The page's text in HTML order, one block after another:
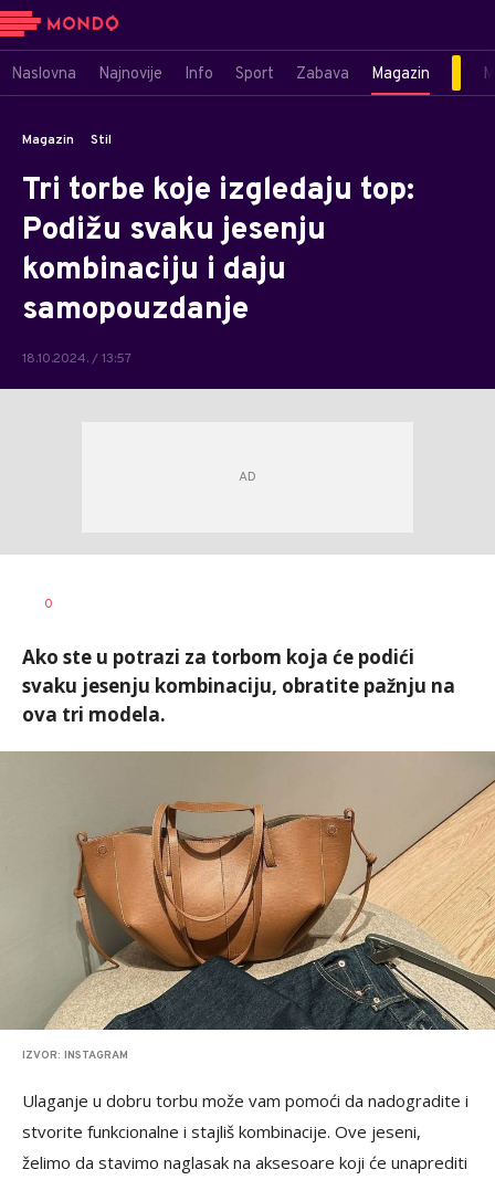
Naslovna Najnovije Info Sport Zabava Magazin
Magazin Stil
Tri torbe koje izgledaju top:
Podižu svaku jesenju
kombinaciju i daju
samopouzdanje
18.10.2024. / 13:57
AUTOR
0
Ako ste u potrazi za torbom koja će podići
svaku jesenju kombinaciju, obratite pažnju na
ova tri modela.
IZVOR: INSTAGRAM
Ulaganje u dobru torbu može vam pomoći da nadogradite i
stvorite funkcionalne i stajliš kombinacije. Ove jeseni,
želimo da stavimo naglasak na aksesoare koji će unaprediti